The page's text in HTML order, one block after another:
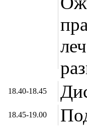
18.40-18.45
18.45-19.00